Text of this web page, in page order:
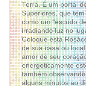
Terra. É um portal
Superiores, que
como um “escudo
irradiando luz no
Coloque esta
de sua casa ou
amor de seu
energeticamente
também
alguns minutos ao